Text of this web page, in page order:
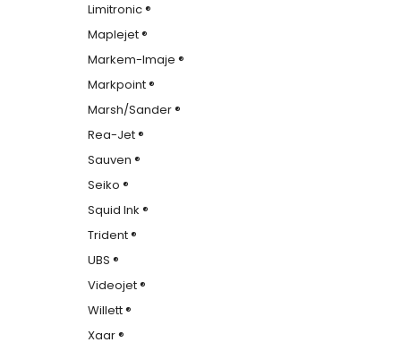
Limitronic ®
Maplejet ®
Markem-Imaje ®
Markpoint ®
Marsh/Sander ®
Rea-Jet ®
Sauven ®
Seiko ®
Squid Ink ®
Trident ®
UBS ®
Videojet ®
Willett ®
Xaar ®